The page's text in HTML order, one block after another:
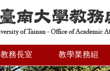
教務長室 教學業務組